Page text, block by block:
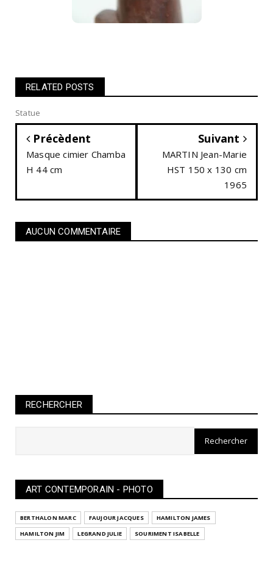
RELATED POSTS
Statue
Précèdent
Masque cimier Chamba
H 44 cm
Suivant
MARTIN Jean-Marie
HST 150 x 130 cm
1965
AUCUN COMMENTAIRE
RECHERCHER
ART CONTEMPORAIN - PHOTO
BERTHALON MARC FAUJOUR JACQUES
HAMILTON JAMES
HAMILTON JIM
LEGRAND JULIE SOURIMENT ISABELLE